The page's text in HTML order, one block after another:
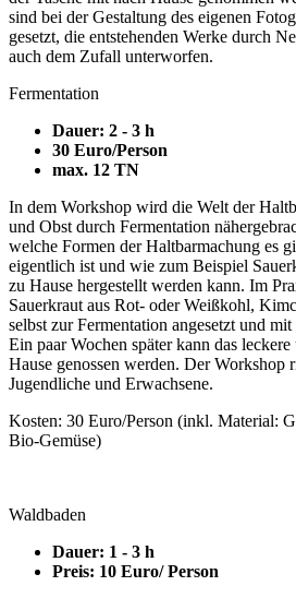
sind bei der Gestaltung des eigenen
gesetzt, die entstehenden Werke durch
auch dem Zufall unterworfen.
Fermentation
Dauer: 2 - 3 h
30 Euro/Person
max. 12 TN
In dem Workshop wird die Welt der
und Obst durch Fermentation
welche Formen der Haltbarmachung es
eigentlich ist und wie zum Beispiel
zu Hause hergestellt werden kann. Im
Sauerkraut aus Rot- oder Weißkohl,
selbst zur Fermentation angesetzt und
Ein paar Wochen später kann das
Hause genossen werden. Der Workshop
Jugendliche und Erwachsene.
Kosten: 30 Euro/Person (inkl. Material:
Bio-Gemüse)
Waldbaden
Dauer: 1 - 3 h
Preis: 10 Euro/ Person